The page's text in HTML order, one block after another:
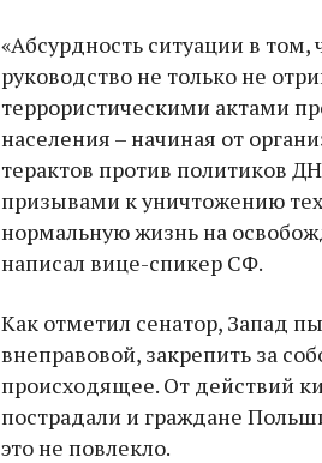
«Абсурдность ситуации в том,
руководство не только не
террористическими актами
населения – начиная от
терактов против политиков
призывами к уничтожению
нормальную жизнь на
написал вице-спикер СФ.
Как отметил сенатор, Запад
внеправовой, закрепить за
происходящее. От действий
пострадали и граждане
это не повлекло.